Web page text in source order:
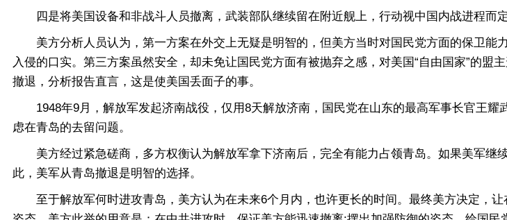
四是将美国设备和非战斗人员撤离，武装部队继续留在附近舰上，行动视中国内战进程而定
美方分析人员认为，第一方案在外交上无疑是明智的，但美方当时对国民党方面的保卫能
入侵的口实。第三方案虽然安全，却未免让国民党方面有被抛弃之感，对美国“自由国家”的
撤退，分析报告直言，这是使美国丢面子的事。
1948年9月，解放军发起济南战役，仅用8天解放济南，国民党在山东的最高军事长官王耀
虑在青岛的去留问题。
美方经过紧急磋商，多方权衡认为解放军拿下济南后，完全有能力占领青岛。如果美军继
此，美军从青岛撤退是明智的选择。
至于解放军何时进攻青岛，美方认为在未来6个月内，也许更长的时间。最终美方决定，